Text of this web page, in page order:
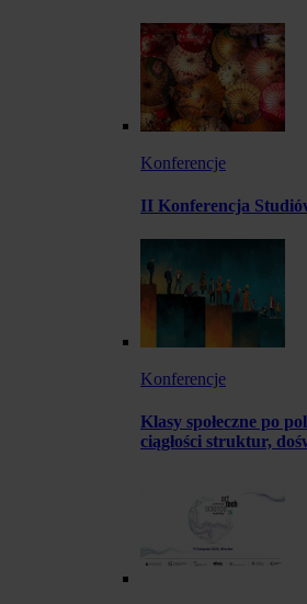
Konferencje
II Konferencja
Konferencje
Klasy społeczne po
ciągłości struktur,